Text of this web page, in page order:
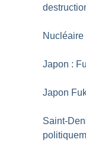
Japon :
Japon
Saint-